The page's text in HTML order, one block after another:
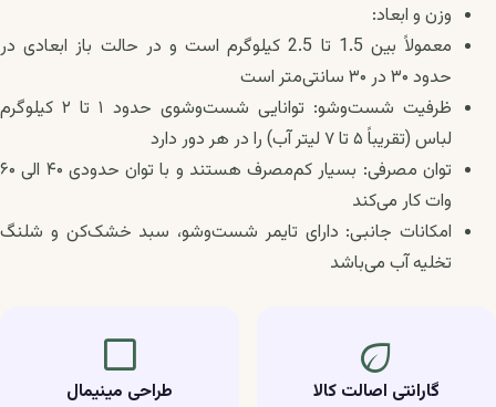
وزن و ابعاد:
معمولاً بین 1.5 تا 2.5 کیلوگرم است و در حالت باز ابعادی در
حدود ۳۰ در ۳۰ سانتی‌متر است
ظرفیت شست‌وشو: توانایی شست‌وشوی حدود ۱ تا ۲ کیلوگرم
لباس (تقریباً ۵ تا ۷ لیتر آب) را در هر دور دارد
توان مصرفی: بسیار کم‌مصرف هستند و با توان حدودی ۴۰ الی ۶۰
وات کار می‌کند
امکانات جانبی: دارای تایمر شست‌وشو، سبد خشک‌کن و شلنگ
تخلیه آب می‌باشد
eco
گارانتی اصالت کالا
crop_square
طراحی مینیمال